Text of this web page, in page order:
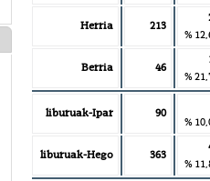
Herria 213
%
Berria 46
%
liburuak-Ipar 90
%
liburuak-Hego 363
%